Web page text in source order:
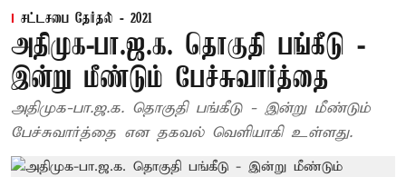
சட்டசபை தேர்தல் - 2021
அதிமுக-பா.ஜ.க. தொகுதி பங்கீடு -
இன்று மீண்டும் பேச்சுவார்த்தை
அதிமுக-பா.ஜ.க. தொகுதி பங்கீடு - இன்று மீண்டும்
பேச்சுவார்த்தை என தகவல் வெளியாகி உள்ளது.